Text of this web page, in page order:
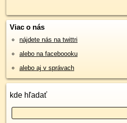
Viac o nás
nájdete nás na twittri
alebo na faceboooku
alebo aj v správach
kde hľadať